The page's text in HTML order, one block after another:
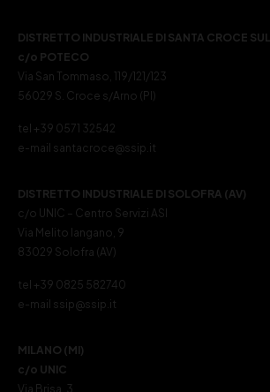
DISTRETTO INDUSTRIALE DI SANTA CROCE
c/o POTECO
Via San Tommaso, 119/121/123
56029 S. Croce s/Arno (PI)
tel +39 0571 32542
e-mail santacroce@ssip.it
DISTRETTO INDUSTRIALE DI SOLOFRA (AV)
c/o UNIC – Centro Servizi ASI
Via Melito Iangano, 9
83029 Solofra (AV)
tel +39 0825 582740
e-mail ssip@ssip.it
MILANO (MI)
c/o UNIC
Via Brisa, 3